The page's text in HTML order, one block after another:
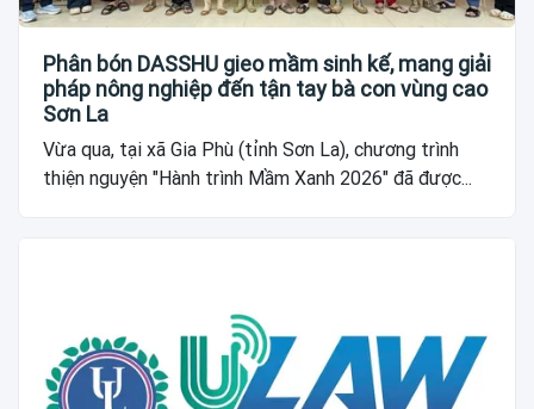
Phân bón DASSHU gieo mầm sinh kế, mang giải
pháp nông nghiệp đến tận tay bà con vùng cao
Sơn La
Vừa qua, tại xã Gia Phù (tỉnh Sơn La), chương trình
thiện nguyện "Hành trình Mầm Xanh 2026" đã được...